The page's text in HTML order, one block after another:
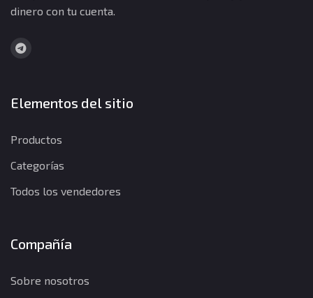
dinero con tu cuenta.
Elementos del sitio
Productos
Categorías
Todos los vendedores
Compañía
Sobre nosotros